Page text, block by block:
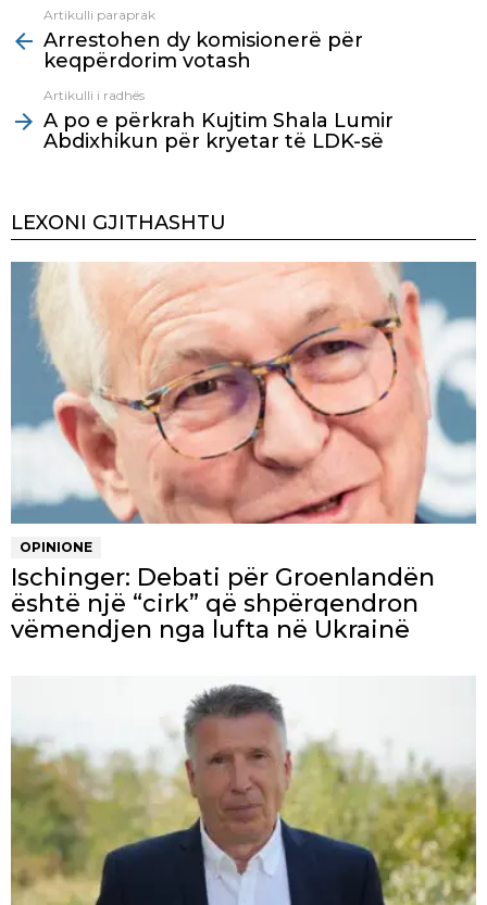
more
Artikulli paraprak
Arrestohen dy komisionerë për
keqpërdorim votash
Artikulli i radhës
A po e përkrah Kujtim Shala Lumir
Abdixhikun për kryetar të LDK-së
LEXONI GJITHASHTU
OPINIONE
Ischinger: Debati për Groenlandën
është një “cirk” që shpërqendron
vëmendjen nga lufta në Ukrainë